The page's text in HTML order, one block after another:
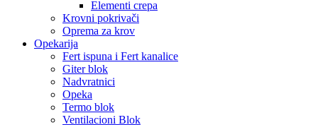
Elementi crepa
Krovni pokrivači
Oprema za krov
Opekarija
Fert ispuna i Fert kanalice
Giter blok
Nadvratnici
Opeka
Termo blok
Ventilacioni Blok